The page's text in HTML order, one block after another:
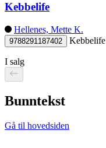
Kebbelife
Hellenes, Mette K.
9788291187402 Kebbelife
I salg
Bunntekst
Gå til hovedsiden